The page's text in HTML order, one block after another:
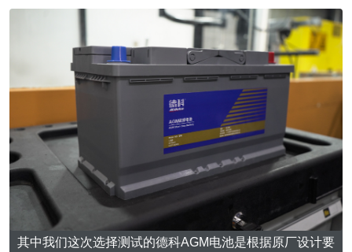
其中我们这次选择测试的德科AGM电池是根据原厂设计要